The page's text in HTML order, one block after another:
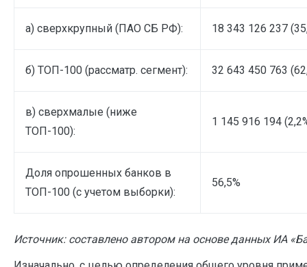
а) сверхкрупный (ПАО СБ РФ): 18 343 126 237
б) ТОП-100 (рассматр. сегмент): 32 643 450 763
в) сверхмалые (ниже
ТОП-100):
1 145 916 194
Доля опрошенных банков в
ТОП-100 (с учетом выборки):
56,5%
Источник: составлено автором на основе данных ИА